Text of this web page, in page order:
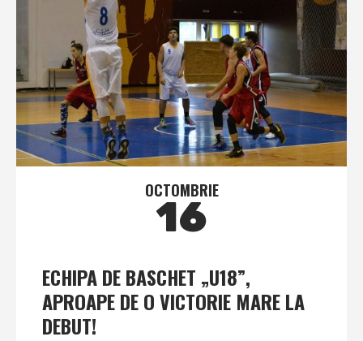
OCTOMBRIE
16
ECHIPA DE BASCHET „U18”,
APROAPE DE O VICTORIE MARE LA
DEBUT!